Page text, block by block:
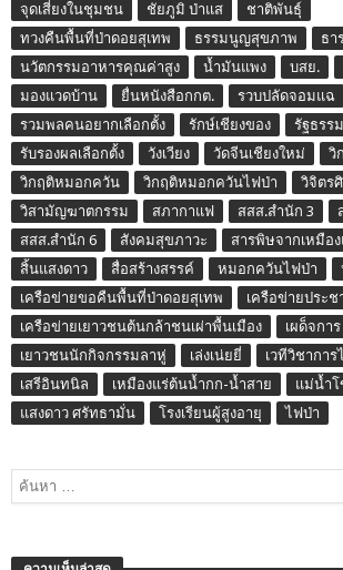
จุดเสี่ยงในชุมชน
ชัยภูมิ ป่าแส
ชาติพันธุ์
ทวงคืนพื้นที่ป่าดอยสุเทพ
ธรรมนูญสุขภาพ
ธา
นวัตกรรมอาหารคุณค่าสูง
น้ำมันแพง บสย.
มองแวดบ้าน
ยื่นหนังสือกกต.
รวบปลัดจอมแฉ
รวมพลคนอยากเลือกตั้ง
รักษ์เชียงของ
รัฐธรร
รับรองผลเลือกตั้ง
วังเวียง วัดจีนเชียงใหม่
วิ
วิกฤติหมอกควัน
วิกฤติหมอกควันไฟป่า
วิจิตร
วิสามัญฆาตกรรม
สภากาแฟ สสส.สำนัก 3
สสส.สำนัก 6
สังคมสุขภาวะ
สารพิษจากเหมือ
สิ้นแสงดาว
สื่อสร้างสรรค์ หมอกควันไฟป่า
เครือข่ายขอคืนพื้นที่ป่าดอยสุเทพ
เครือข่ายประ
เครือข่ายเยาวชนต้นกล้าชนเผ่าพื้นเมือง
เผด็จการ
เยาวชนนักกิจกรรมลาหู่
เล่งเน่ยยี่
เวทีวิชากา
เสรีอินทนิล
เหมืองแร่ต้นน้ำกก-น้ำสาย แม่น้ำโ
แสงดาว ศรัทธามั่น
โรงเรียนผู้สูงอายุ ไฟป่า